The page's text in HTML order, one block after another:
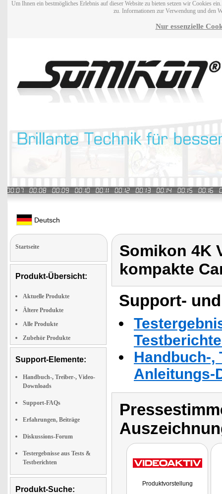
Um Ihnen ein bestmögliches Erlebnis auf dieser Website zu bieten setzen wir Cookies
zu. Informationen zur Verwendung und den
Nur essenzielle
Deutsch
Startseite
Produkt-Übersicht:
Aktuelle Produkte
Ältere Produkte
Alle Produkte
Zubehör Produkte
Support-Elemente:
Handbuch-, Treiber-, Video-
Downloads
Support-FAQs
Erfahrungen, Beiträge
Diskussions-Forum
Testergebnisse aus Tests &
Testberichten
Produkt-Suche:
Somikon 4K
kompakte
Support-
Handbuch-,
Anleitungs-
Produktvorstellung